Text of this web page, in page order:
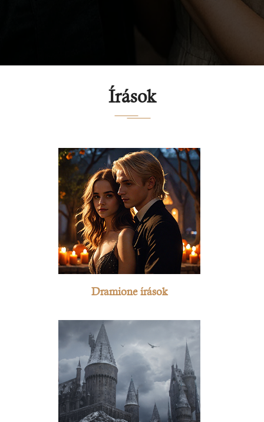
Írások
Dramione írások